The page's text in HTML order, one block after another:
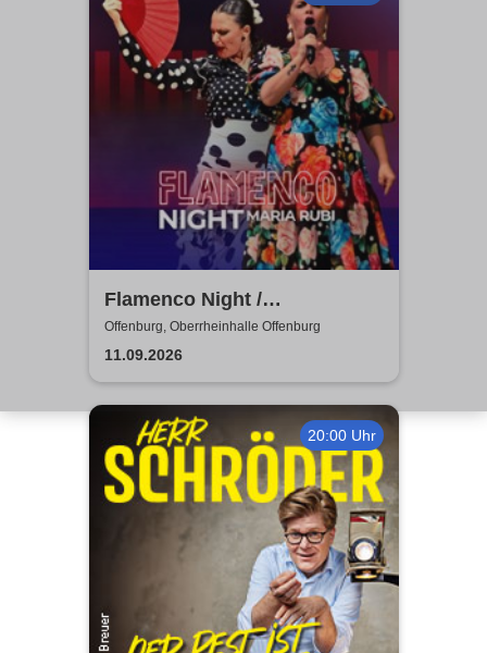
Flamenco Night /
Flamencomanía Tour 26/27 -
Deutschlands größte
Flamenco-Tournee
Offenburg, Oberrheinhalle Offenburg
11.09.2026
20:00 Uhr